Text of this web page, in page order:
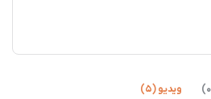
ویدیو (5)